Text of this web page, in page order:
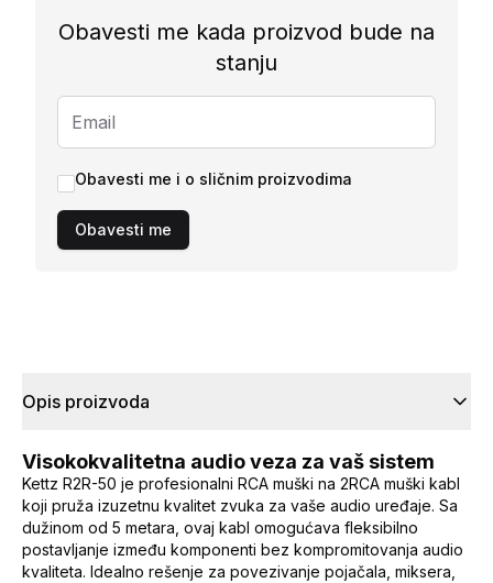
Obavesti me kada proizvod bude na
stanju
Obavesti me i o sličnim proizvodima
Obavesti me
Opis proizvoda
Visokokvalitetna audio veza za vaš sistem
Kettz R2R-50 je profesionalni RCA muški na 2RCA muški kabl
koji pruža izuzetnu kvalitet zvuka za vaše audio uređaje. Sa
dužinom od 5 metara, ovaj kabl omogućava fleksibilno
postavljanje između komponenti bez kompromitovanja audio
kvaliteta. Idealno rešenje za povezivanje pojačala, miksera,